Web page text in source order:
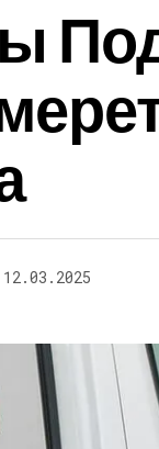
12.03.2025